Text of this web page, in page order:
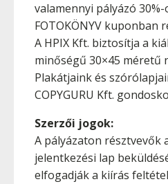
valamennyi pályázó 30%-
FOTOKÖNYV kuponban
A HPIX Kft. biztosítja a
minőségű 30×45 méretű
Plakátjaink és
COPYGURU Kft.
Szerzői jogok:
A pályázaton résztvevők
jelentkezési lap
elfogadják a kiírás